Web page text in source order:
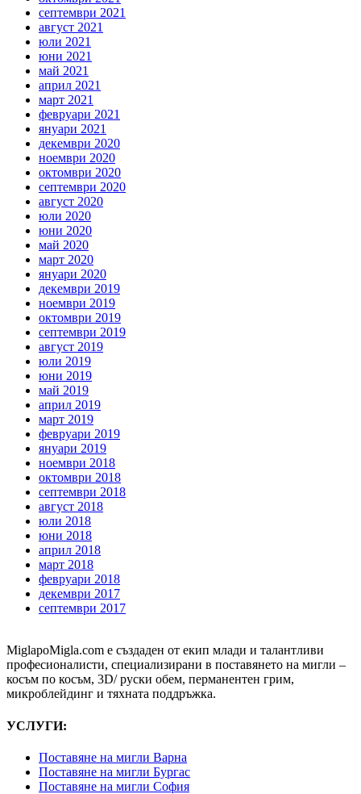
септември 2021
август 2021
юли 2021
юни 2021
май 2021
април 2021
март 2021
февруари 2021
януари 2021
декември 2020
ноември 2020
октомври 2020
септември 2020
август 2020
юли 2020
юни 2020
май 2020
март 2020
януари 2020
декември 2019
ноември 2019
октомври 2019
септември 2019
август 2019
юли 2019
юни 2019
май 2019
април 2019
март 2019
февруари 2019
януари 2019
ноември 2018
октомври 2018
септември 2018
август 2018
юли 2018
юни 2018
април 2018
март 2018
февруари 2018
декември 2017
септември 2017
MiglapoMigla.com е създаден от екип млади и талантливи
професионалисти, специализирани в поставянето на мигли –
косъм по косъм, 3D/ руски обем, перманентен грим,
микроблейдинг и тяхната поддръжка.
УСЛУГИ:
Поставяне на мигли Варна
Поставяне на мигли Бургас
Поставяне на мигли София